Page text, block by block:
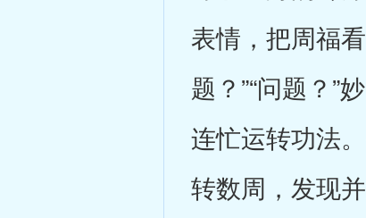
表情，把周福
题？”“问题？”
连忙运转功法
转数周，发现